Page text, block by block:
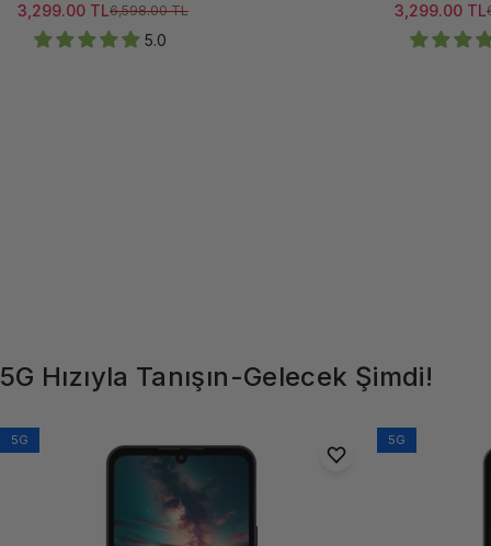
Satış ücreti
3,299.00 TL
Normal fiyat6,598.00 TL
5.0
Satış ücreti
3,299.00 TL
Normal
5G Hızıyla Tanışın-Gelecek Şimdi!
5G 5G